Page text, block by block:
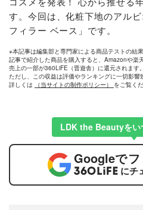
す。今回は、化粧下地のアル
フィラー ベース」です。
※本記事は編集部と専門家による商品テストの結
記事で紹介した商品を購入すると、Amazonや楽
売上の一部が360LiFE（晋遊舎）に還元されます。
ただし、この収益は評価やランキングに一切影響
詳しくは
（当サイトの制作ポリシー） をご覧くだ
LDK the Beautyをい
Googleで
にチ